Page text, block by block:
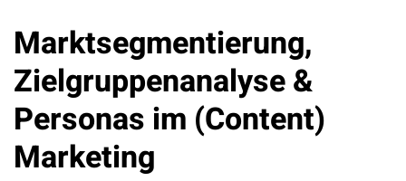
Newsletter
Kontakt
Marktsegmentierung,
Zielgruppenanalyse &
Personas im (Content)
Marketing